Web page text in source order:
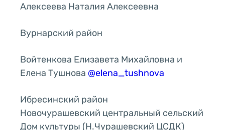
Алексеева Наталия Алексеевна
Вурнарский район
Войтенкова Елизавета Михайловна и
Елена Тушнова @elena_tushnova
Ибресинский район
Новочурашевский центральный сельский
Дом культуры (Н.Чурашевский ЦСДК)